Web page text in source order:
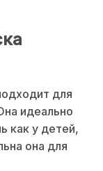
для
идеально
как у детей,
она для